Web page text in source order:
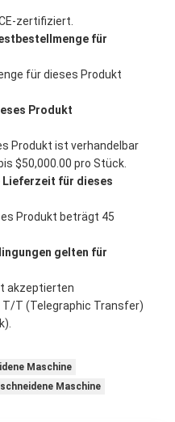
zertifiziert.
für
für dieses Produkt
Produkt
Produkt ist verhandelbar
$50,000.00 pro Stück.
Lieferzeit für dieses
Produkt beträgt 45
gelten für
akzeptierten
T/T (Telegraphic Transfer)
Maschine
Maschine